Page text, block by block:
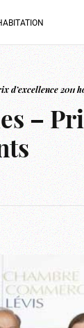
d’excellence 2011
–